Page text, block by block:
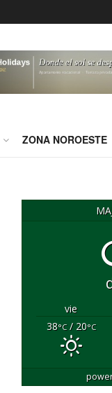
ZONA NOROESTE
vie
38°C/ 20°C